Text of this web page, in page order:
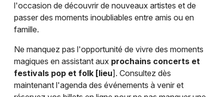
l'occasion de découvrir de nouveaux artistes et de
passer des moments inoubliables entre amis ou en
famille.
Ne manquez pas l'opportunité de vivre des moments
magiques en assistant aux prochains concerts et
festivals pop et folk [lieu]. Consultez dès
maintenant l'agenda des événements à venir et